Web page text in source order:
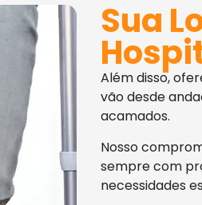
Sua
Além disso,
vão desde
acamados.
Nosso
sempre com
necessidades